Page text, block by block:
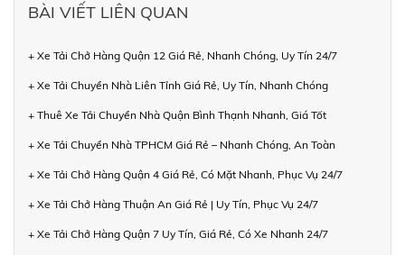
BÀI VIẾT LIÊN QUAN
+ Xe Tải Chở Hàng Quận 12 Giá Rẻ, Nhanh Chóng, Uy Tín 24/7
+ Xe Tải Chuyển Nhà Liên Tỉnh Giá Rẻ, Uy Tín, Nhanh Chóng
+ Thuê Xe Tải Chuyển Nhà Quận Bình Thạnh Nhanh, Giá Tốt
+ Xe Tải Chuyển Nhà TPHCM Giá Rẻ – Nhanh Chóng, An Toàn
+ Xe Tải Chở Hàng Quận 4 Giá Rẻ, Có Mặt Nhanh, Phục Vụ 24/7
+ Xe Tải Chở Hàng Thuận An Giá Rẻ | Uy Tín, Phục Vụ 24/7
+ Xe Tải Chở Hàng Quận 7 Uy Tín, Giá Rẻ, Có Xe Nhanh 24/7